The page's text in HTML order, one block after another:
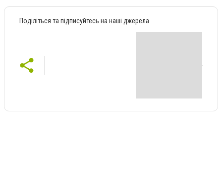
Поділіться та підписуйтесь на наші джерела